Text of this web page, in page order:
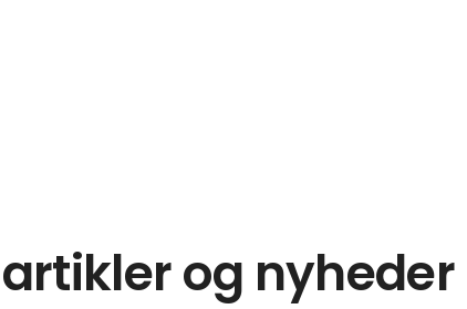
og nyheder